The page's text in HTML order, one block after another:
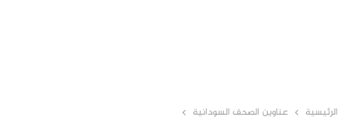
الرئيسية عناوين الصحف السودانية